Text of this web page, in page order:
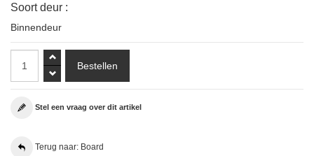
Soort deur :
Binnendeur
Stel een vraag over dit artikel
Terug naar: Board